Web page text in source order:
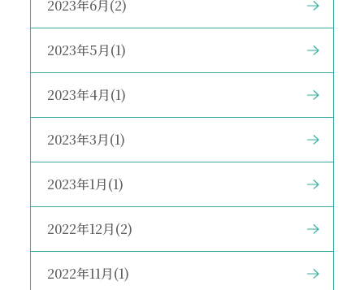
2023年6月(2)
2023年5月(1)
2023年4月(1)
2023年3月(1)
2023年1月(1)
2022年12月(2)
2022年11月(1)